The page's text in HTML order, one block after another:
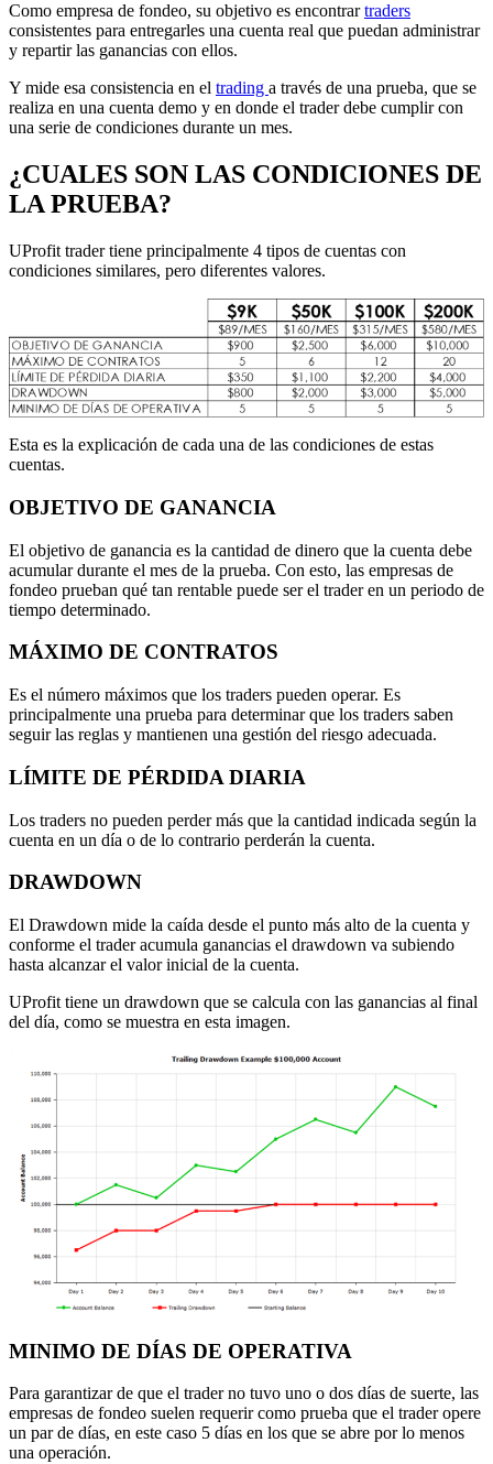
Como empresa de fondeo, su objetivo es encontrartraders
consistentes para entregarles una cuenta real que puedan administrar
y repartir las ganancias con ellos.
Y mide esa consistencia en el trading a través de una prueba, que se
realiza en una cuenta demo y en donde el trader debe cumplir con
una serie de condiciones durante un mes.
¿CUALES SON LAS CONDICIONES DE
LA PRUEBA?
UProfit trader tiene principalmente 4 tipos de cuentas con
condiciones similares, pero diferentes valores.
Esta es la explicación de cada una de las condiciones de estas
cuentas.
OBJETIVO DE GANANCIA
El objetivo de ganancia es la cantidad de dinero que la cuenta debe
acumular durante el mes de la prueba. Con esto, las empresas de
fondeo prueban qué tan rentable puede ser el trader en un periodo de
tiempo determinado.
MÁXIMO DE CONTRATOS
Es el número máximos que los traders pueden operar. Es
principalmente una prueba para determinar que los traders saben
seguir las reglas y mantienen una gestión del riesgo adecuada.
LÍMITE DE PÉRDIDA DIARIA
Los traders no pueden perder más que la cantidad indicada según la
cuenta en un día o de lo contrario perderán la cuenta.
DRAWDOWN
El Drawdown mide la caída desde el punto más alto de la cuenta y
conforme el trader acumula ganancias el drawdown va subiendo
hasta alcanzar el valor inicial de la cuenta.
UProfit tiene un drawdown que se calcula con las ganancias al final
del día, como se muestra en esta imagen.
MINIMO DE DÍAS DE OPERATIVA
Para garantizar de que el trader no tuvo uno o dos días de suerte, las
empresas de fondeo suelen requerir como prueba que el trader opere
un par de días, en este caso 5 días en los que se abre por lo menos
una operación.